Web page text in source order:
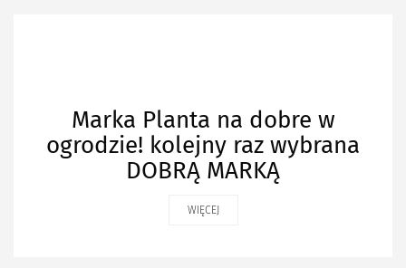
Marka Planta na dobre w
ogrodzie! kolejny raz wybrana
DOBRĄ MARKĄ
WIĘCEJ